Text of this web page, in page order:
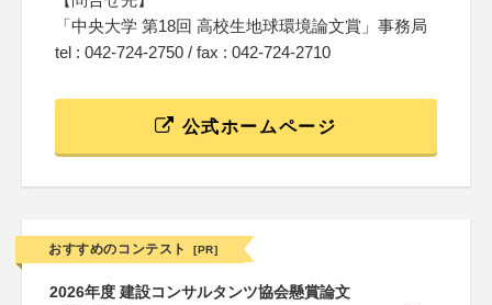
「中央大学 第18回 高校生地球環境論文賞」事務局
tel : 042-724-2750 / fax : 042-724-2710
公式ホームページ
おすすめのコンテスト [PR]
2026年度 建設コンサルタンツ協会懸賞論文